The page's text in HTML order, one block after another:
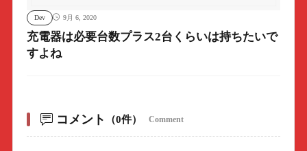
Dev 9月 6, 2020
充電器は必要台数プラス2台くらいは持ちたいで
すよね
コメント （0件） Comment